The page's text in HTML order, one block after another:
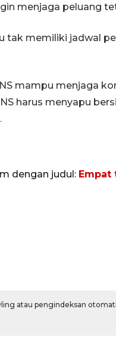
menjaga peluang
tak memiliki jadwal
mampu menjaga
harus menyapu
dengan judul: Empat
atau pengindeksan